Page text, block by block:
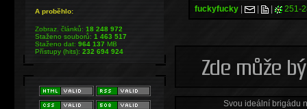
fuckyfucky | | | 251-
Svou ideální brigádu
A proběhlo:
Zobraz. článků:18 248 972
Staženo souborů:1 463 517
Staženo dat:964 137MB
Přístupy (hits):232 694 924